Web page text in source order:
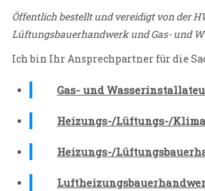
Öffentlich bestellt und vereidigt von der
Lüftungsbauerhandwerk und Gas- und
Ich bin Ihr Ansprechpartner für die
Gas- und
Heizungs-/Lüftungs-/
Heizungs-/